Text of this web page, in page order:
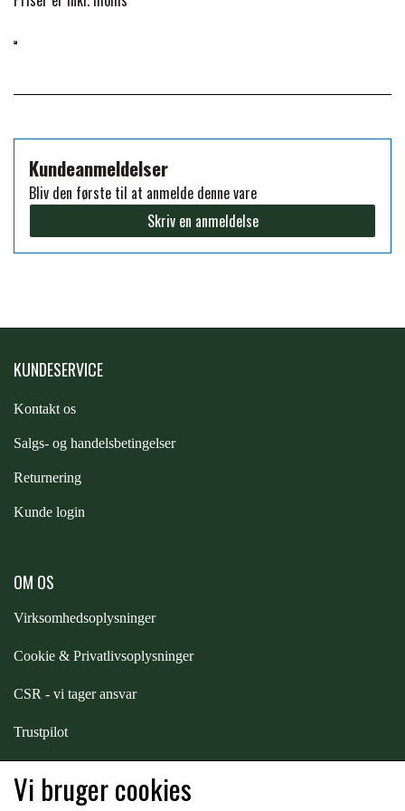
PREMIER EQUINE GROOMING & STALD
PREMIER EQUINE RYTTER
NAF
PHARMACARE
WAHLSTEN
WALSH
Kundeanmeldelser
Bliv den første til at anmelde denne vare
Skriv en anmeldelse
KUNDESERVICE
Kontakt os
Salgs- og handelsbetingelser
Returnering
Kunde login
OM OS
Virksomhedsoplysninger
Cookie & Privatlivsoplysninger
CSR - vi tager ansvar
Trustpilot
Vi bruger cookies